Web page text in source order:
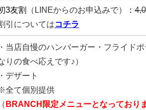
3友割
（LINEからのお申込みで） ：
引についてはコチラ
・当店自慢のハンバーガー・フライド
りの食べ応えです♪）
・デザート
全て個別提供
（ BRANCH限定メニューとなっており